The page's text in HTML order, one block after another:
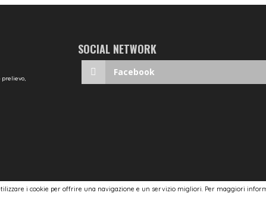
i cookie per offrire una navigazione e un servizio migliori. Per maggiori
SOCIAL NETWORK
Facebook